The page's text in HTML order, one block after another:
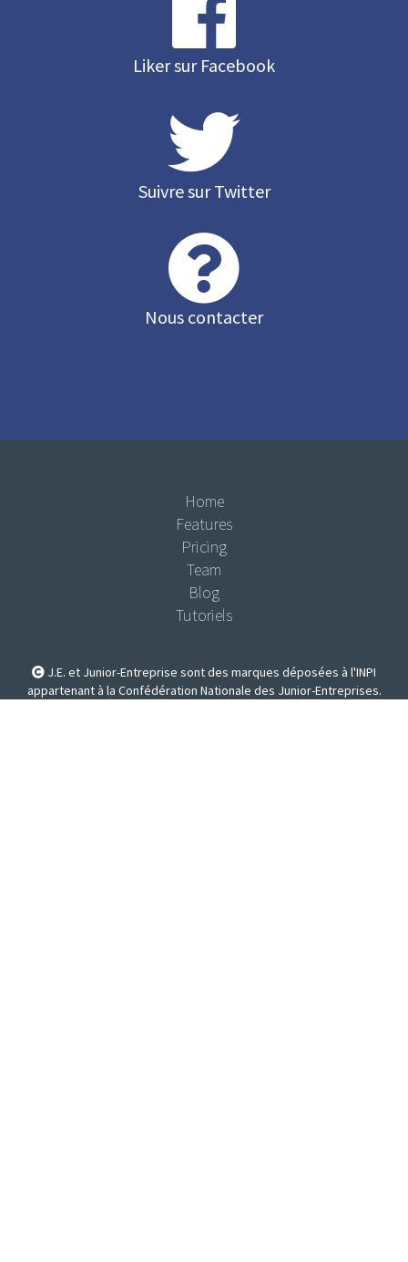
Liker sur Facebook
Suivre sur Twitter
Nous contacter
Home
Features
Pricing
Team
Blog
Tutoriels
J.E. et Junior-Entreprise sont des marques déposées à l'INPI
appartenant à la Confédération Nationale des Junior-Entreprises.